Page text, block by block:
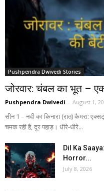
Pushpendra Dwivedi Stories
जोरवार: चंबल का भूत –
Pushpendra Dwivedi - August 1,
सीन 1 – नदी का किनारा (रात) कैमरा:
चमक रही है, दूर पहाड़। धीरे-धीरे...
Dil Ka
Horror...
July 8, 2026